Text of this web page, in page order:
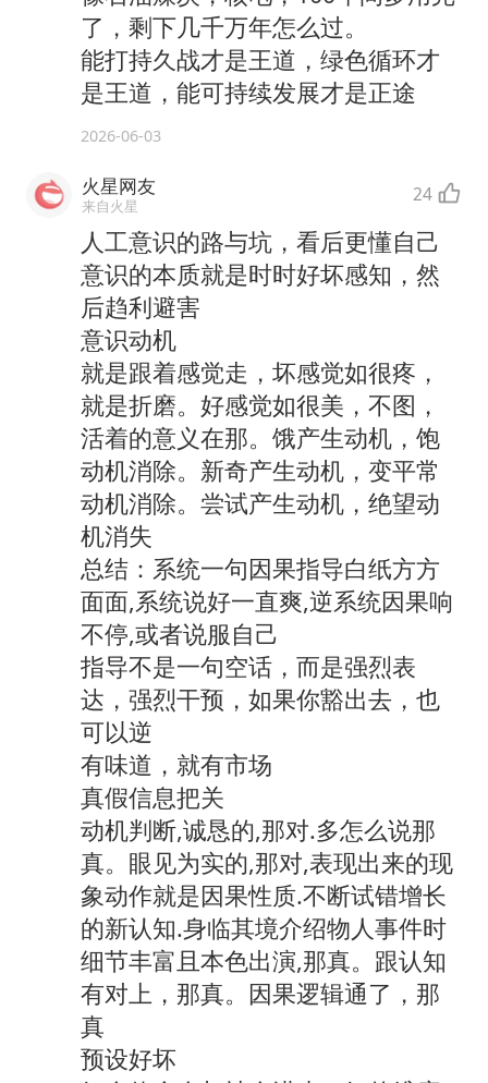
了，剩下几千万年怎么过。
能打持久战才是王道，绿色循环才
是王道，能可持续发展才是正途
2026-06-03
火星网友
来自火星 24
人工意识的路与坑，看后更懂自己
意识的本质就是时时好坏感知，然
后趋利避害
意识动机
就是跟着感觉走，坏感觉如很疼，
就是折磨。好感觉如很美，不图，
活着的意义在那。饿产生动机，饱
动机消除。新奇产生动机，变平常
动机消除。尝试产生动机，绝望动
机消失
总结：系统一句因果指导白纸方方
面面,系统说好一直爽,逆系统因果响
不停,或者说服自己
指导不是一句空话，而是强烈表
达，强烈干预，如果你豁出去，也
可以逆
有味道，就有市场
真假信息把关
动机判断,诚恳的,那对.多怎么说那
真。眼见为实的,那对,表现出来的现
象动作就是因果性质.不断试错增长
的新认知.身临其境介绍物人事件时
细节丰富且本色出演,那真。跟认知
有对上，那真。因果逻辑通了，那
真
预设好坏